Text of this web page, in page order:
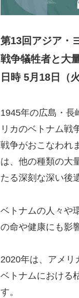
第13回アジア・
戦争犠牲者と大
日時 5月18日（
1945年の広島・長
リカのベトナム戦
戦争がおこなわれ
は、他の種類の大
たる深刻な深い後
ベトナムの人々や
の命や健康にも影
2020年は、アメリ
ベトナムにおける
す。